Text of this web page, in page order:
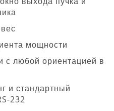
мощности
с любой ориентацией в
и стандартный
232